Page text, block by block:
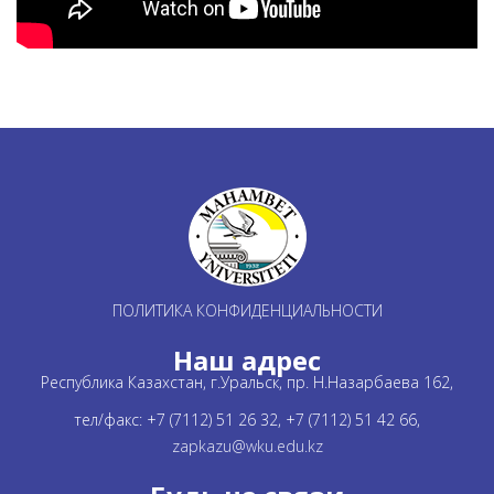
ПОЛИТИКА КОНФИДЕНЦИАЛЬНОСТИ
Наш адрес
Республика Казахстан, г.Уральск, пр. Н.Назарбаева 162,
тел/факс: +7 (7112) 51 26 32, +7 (7112) 51 42 66,
zapkazu@wku.edu.kz